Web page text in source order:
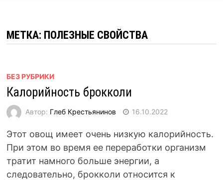
МЕТКА: ПОЛЕЗНЫЕ СВОЙСТВА
БЕЗ РУБРИКИ
Калорийность брокколи
Автор: Глеб Крестьянинов 16.10.2022
Этот овощ имеет очень низкую калорийность.
При этом во время ее переработки организм
тратит намного больше энергии, а
следовательно, брокколи относится к